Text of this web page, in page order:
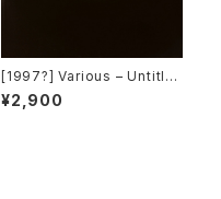
[1997?] Various – Untitle
d (The Braxtons) – BRAX
01) [Not On Label][PROM
¥2,900